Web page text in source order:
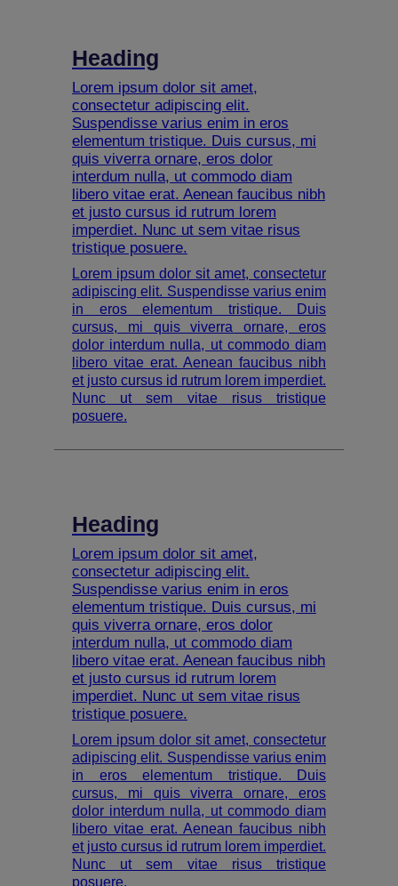
Heading
Lorem ipsum dolor sit amet,
consectetur adipiscing elit.
Suspendisse varius enim in eros
elementum tristique. Duis cursus, mi
quis viverra ornare, eros dolor
interdum nulla, ut commodo diam
libero vitae erat. Aenean faucibus nibh
et justo cursus id rutrum lorem
imperdiet. Nunc ut sem vitae risus
tristique posuere.
Lorem ipsum dolor sit amet, consectetur
adipiscing elit. Suspendisse varius enim
in eros elementum tristique. Duis
cursus, mi quis viverra ornare, eros
dolor interdum nulla, ut commodo diam
libero vitae erat. Aenean faucibus nibh
et justo cursus id rutrum lorem imperdiet.
Nunc ut sem vitae risus tristique
posuere.
Heading
Lorem ipsum dolor sit amet,
consectetur adipiscing elit.
Suspendisse varius enim in eros
elementum tristique. Duis cursus, mi
quis viverra ornare, eros dolor
interdum nulla, ut commodo diam
libero vitae erat. Aenean faucibus nibh
et justo cursus id rutrum lorem
imperdiet. Nunc ut sem vitae risus
tristique posuere.
Lorem ipsum dolor sit amet, consectetur
adipiscing elit. Suspendisse varius enim
in eros elementum tristique. Duis
cursus, mi quis viverra ornare, eros
dolor interdum nulla, ut commodo diam
libero vitae erat. Aenean faucibus nibh
et justo cursus id rutrum lorem imperdiet.
Nunc ut sem vitae risus tristique
posuere.